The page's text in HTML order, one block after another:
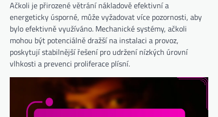
Ačkoli je přirozené větrání nákladově efektivní a
energeticky úsporné, může vyžadovat více pozornosti, aby
bylo efektivně využíváno. Mechanické systémy, ačkoli
mohou být potenciálně dražší na instalaci a provoz,
poskytují stabilnější řešení pro udržení nízkých úrovní
vlhkosti a prevenci proliferace plísní.